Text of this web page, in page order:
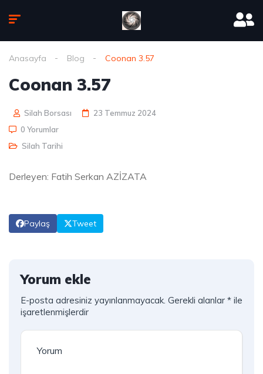
Anasayfa Blog Coonan 3.57
Coonan 3.57
Silah Borsası
23 Temmuz 2024
0 Yorumlar
Silah Tarihi
Derleyen: Fatih Serkan AZİZATA
Paylaş Tweet
Yorum ekle
E-posta adresiniz yayınlanmayacak. Gerekli alanlar * ile
işaretlenmişlerdir